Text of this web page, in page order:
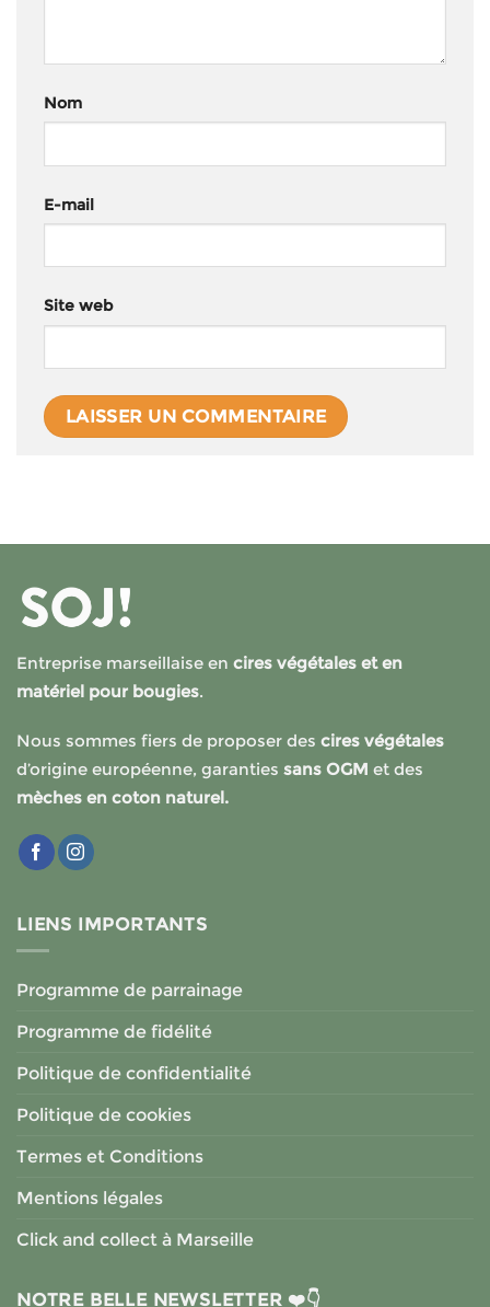
Nom
E-mail
Site web
Entreprise marseillaise en cires végétales et en
matériel pour bougies.
Nous sommes fiers de proposer des cires végétales
d’origine européenne, garanties sans OGM et des
mèches en coton naturel.
LIENS IMPORTANTS
Programme de parrainage
Programme de fidélité
Politique de confidentialité
Politique de cookies
Termes et Conditions
Mentions légales
Click and collect à Marseille
NOTRE BELLE NEWSLETTER ❤️👇